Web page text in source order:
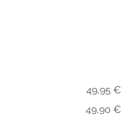
49,95 €
49,90 €